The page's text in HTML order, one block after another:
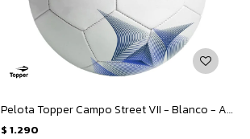
Pelota Topper Campo Street VII - Blanco - Azul
$ 1.290